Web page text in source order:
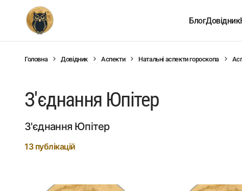
БлогДовідник
Головна Довідник Аспекти Натальні аспекти гороскопа
З'єднання Юпітер
З'єднання Юпітер
13 публікацій